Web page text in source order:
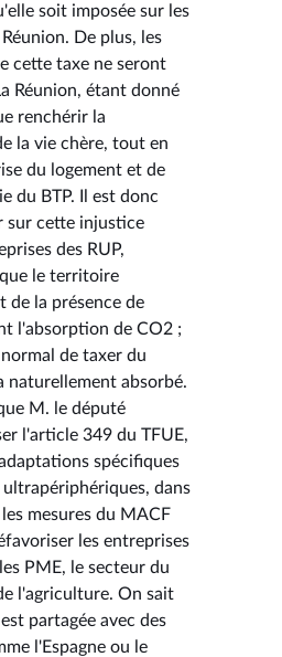
soit imposée sur les
De plus, les
cette taxe ne seront
Réunion, étant donné
renchérir la
la vie chère, tout en
du logement et de
du BTP. Il est donc
sur cette injustice
des RUP,
le territoire
de la présence de
l'absorption de CO2 ;
de taxer du
naturellement absorbé.
M. le député
l'article 349 du TFUE,
spécifiques
dans
mesures du MACF
les entreprises
PME, le secteur du
l'agriculture. On sait
partagée avec des
l'Espagne ou le